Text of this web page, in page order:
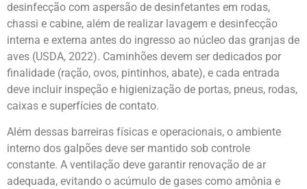
desinfecção com aspersão de desinfetantes em rodas,
chassi e cabine, além de realizar lavagem e desinfecção
interna e externa antes do ingresso ao núcleo das granjas de
aves (USDA, 2022). Caminhões devem ser dedicados por
finalidade (ração, ovos, pintinhos, abate), e cada entrada
deve incluir inspeção e higienização de portas, pneus, rodas,
caixas e superfícies de contato.
Além dessas barreiras físicas e operacionais, o ambiente
interno dos galpões deve ser mantido sob controle
constante. A ventilação deve garantir renovação de ar
adequada, evitando o acúmulo de gases como amônia e